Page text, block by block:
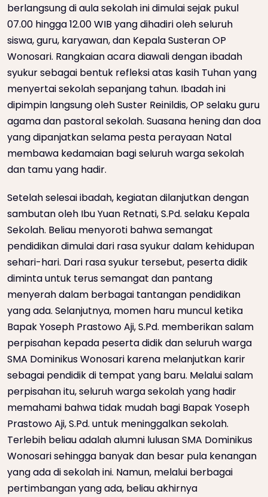
berlangsung di aula sekolah ini dimulai sejak pukul
07.00 hingga 12.00 WIB yang dihadiri oleh seluruh
siswa, guru, karyawan, dan Kepala Susteran OP
Wonosari. Rangkaian acara diawali dengan ibadah
syukur sebagai bentuk refleksi atas kasih Tuhan yang
menyertai sekolah sepanjang tahun. Ibadah ini
dipimpin langsung oleh Suster Reinildis, OP selaku guru
agama dan pastoral sekolah. Suasana hening dan doa
yang dipanjatkan selama pesta perayaan Natal
membawa kedamaian bagi seluruh warga sekolah
dan tamu yang hadir.
Setelah selesai ibadah, kegiatan dilanjutkan dengan
sambutan oleh Ibu Yuan Retnati, S.Pd. selaku Kepala
Sekolah. Beliau menyoroti bahwa semangat
pendidikan dimulai dari rasa syukur dalam kehidupan
sehari-hari. Dari rasa syukur tersebut, peserta didik
diminta untuk terus semangat dan pantang
menyerah dalam berbagai tantangan pendidikan
yang ada. Selanjutnya, momen haru muncul ketika
Bapak Yoseph Prastowo Aji, S.Pd. memberikan salam
perpisahan kepada peserta didik dan seluruh warga
SMA Dominikus Wonosari karena melanjutkan karir
sebagai pendidik di tempat yang baru. Melalui salam
perpisahan itu, seluruh warga sekolah yang hadir
memahami bahwa tidak mudah bagi Bapak Yoseph
Prastowo Aji, S.Pd. untuk meninggalkan sekolah.
Terlebih beliau adalah alumni lulusan SMA Dominikus
Wonosari sehingga banyak dan besar pula kenangan
yang ada di sekolah ini. Namun, melalui berbagai
pertimbangan yang ada, beliau akhirnya